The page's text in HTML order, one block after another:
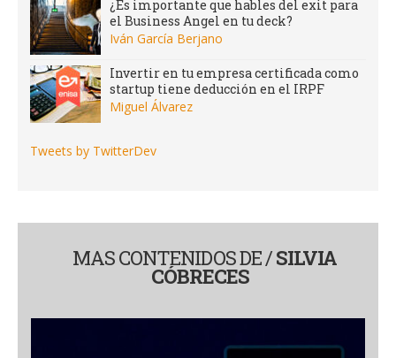
¿Es importante que hables del exit para
el Business Angel en tu deck?
Iván García Berjano
Invertir en tu empresa certificada como
startup tiene deducción en el IRPF
Miguel Álvarez
Tweets by TwitterDev
MAS CONTENIDOS DE /SILVIA
CÓBRECES